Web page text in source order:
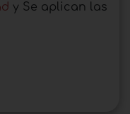
y Se aplican las